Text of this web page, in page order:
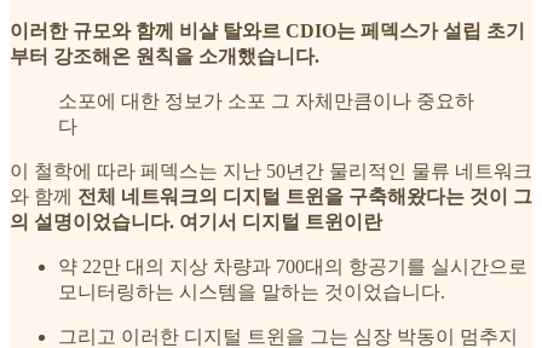
이러한 규모와 함께 비샬 탈와르 CDIO는 페덱스가 설립 초기
부터 강조해온 원칙을 소개했습니다.
소포에 대한 정보가 소포 그 자체만큼이나 중요하
다
이 철학에 따라 페덱스는 지난 50년간 물리적인 물류 네트워크
와 함께 전체 네트워크의 디지털 트윈을 구축해왔다는 것이 그
의 설명이었습니다. 여기서 디지털 트윈이란
약 22만 대의 지상 차량과 700대의 항공기를 실시간으로
모니터링하는 시스템을 말하는 것이었습니다.
그리고 이러한 디지털 트윈을 그는 심장 박동이 멈추지